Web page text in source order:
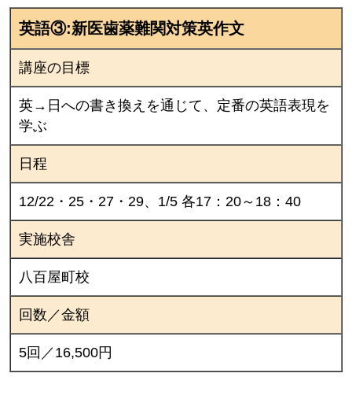
英語③:新医歯薬難関対策英作文
講座の目標
英→日への書き換えを通じて、定番の英語表現を
学ぶ
日程
12/22・25・27・29、1/5 各17：20～18：40
実施校舎
八百屋町校
回数／金額
5回／16,500円